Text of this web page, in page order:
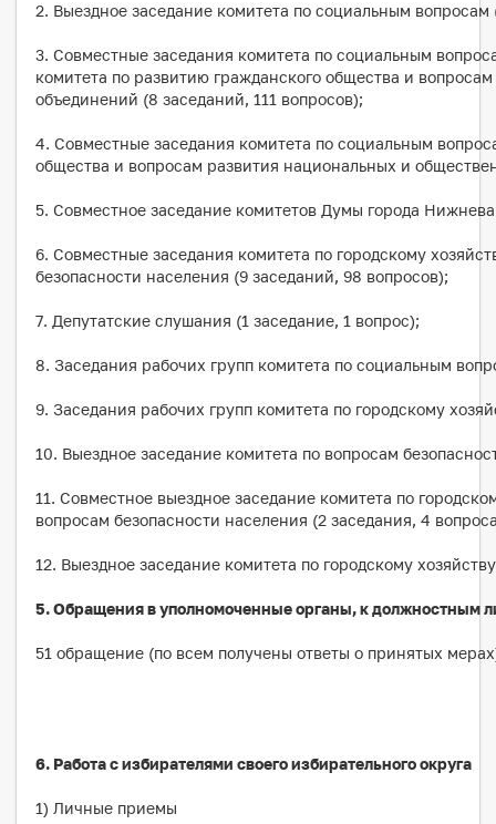
2. Выездное заседание комитета по социальным вопросам
3. Совместные заседания комитета по социальным
комитета по развитию гражданского общества и
объединений (8 заседаний, 111 вопросов);
4. Совместные заседания комитета по социальным
общества и вопросам развития национальных и
5. Совместное заседание комитетов Думы города
6. Совместные заседания комитета по городскому
безопасности населения (9 заседаний, 98 вопросов);
7. Депутатские слушания (1 заседание, 1 вопрос);
8. Заседания рабочих групп комитета по социальным
9. Заседания рабочих групп комитета по городскому
10. Выездное заседание комитета по вопросам
11. Совместное выездное заседание комитета по
вопросам безопасности населения (2 заседания, 4
12. Выездное заседание комитета по городскому
5. Обращения в уполномоченные органы, к должностным
51 обращение (по всем получены ответы о принятых
6. Работа с избирателями своего избирательного округа
1) Личные приемы